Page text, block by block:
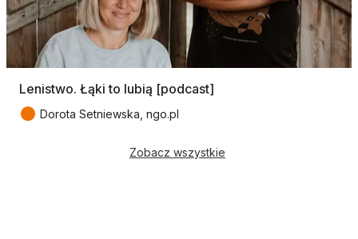
Lenistwo. Łąki to lubią [podcast]
● Dorota Setniewska, ngo.pl
Zobacz wszystkie